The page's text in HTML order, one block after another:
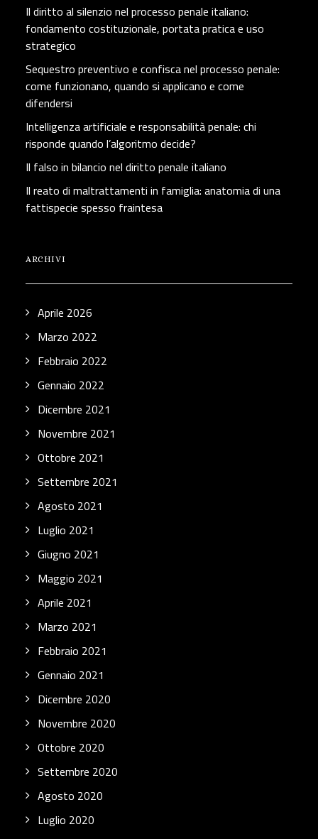
Il diritto al silenzio nel processo penale italiano:
fondamento costituzionale, portata pratica e uso
strategico
Sequestro preventivo e confisca nel processo penale:
come funzionano, quando si applicano e come
difendersi
Intelligenza artificiale e responsabilità penale: chi
risponde quando l’algoritmo decide?
Il falso in bilancio nel diritto penale italiano
Il reato di maltrattamenti in famiglia: anatomia di una
fattispecie spesso fraintesa
ARCHIVI
Aprile 2026
Marzo 2022
Febbraio 2022
Gennaio 2022
Dicembre 2021
Novembre 2021
Ottobre 2021
Settembre 2021
Agosto 2021
Luglio 2021
Giugno 2021
Maggio 2021
Aprile 2021
Marzo 2021
Febbraio 2021
Gennaio 2021
Dicembre 2020
Novembre 2020
Ottobre 2020
Settembre 2020
Agosto 2020
Luglio 2020